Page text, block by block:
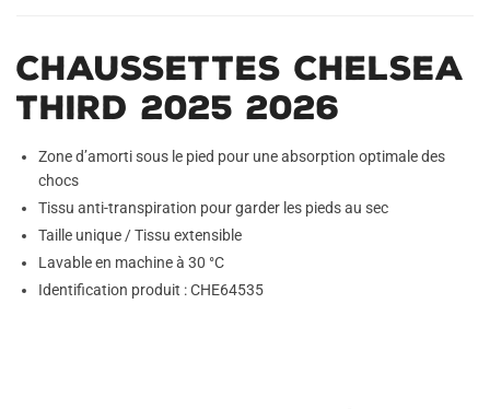
Chaussettes Chelsea
Third 2025 2026
Zone d’amorti sous le pied pour une absorption optimale des
chocs
Tissu anti-transpiration pour garder les pieds au sec
Taille unique / Tissu extensible
Lavable en machine à 30 °C
Identification produit : CHE64535